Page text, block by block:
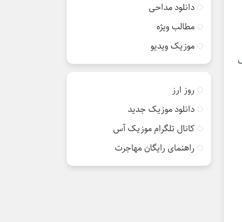
دانلود مداحی
مطالب ویژه
موزیک ویدیو
روز ارز
دانلود موزیک جدید
کانال تلگرام موزیک آس
راهنمای رایگان مهاجرت